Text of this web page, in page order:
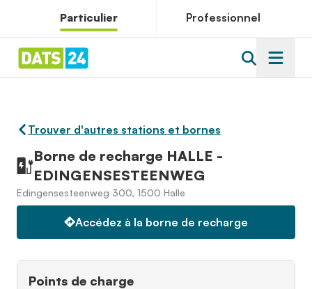
Particulier Professionnel
Trouver d'autres stations et bornes
Borne de recharge HALLE -
EDINGENSESTEENWEG
Edingensesteenweg 300, 1500 Halle
Accédez à la borne de recharge
Points de charge